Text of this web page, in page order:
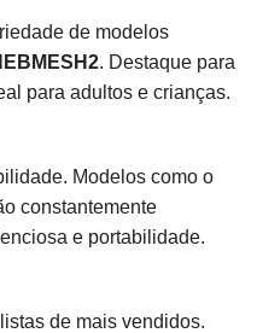
de modelos
. Destaque para
para adultos e crianças.
Modelos como o
constantemente
e portabilidade.
de mais vendidos.